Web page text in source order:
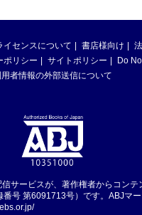
イセンスについて 書店様向け
ポリシー サイトポリシー
Do
者情報の外部送信について
サービスが、著作権者からコン
号 第6091713号）です。ABJマ